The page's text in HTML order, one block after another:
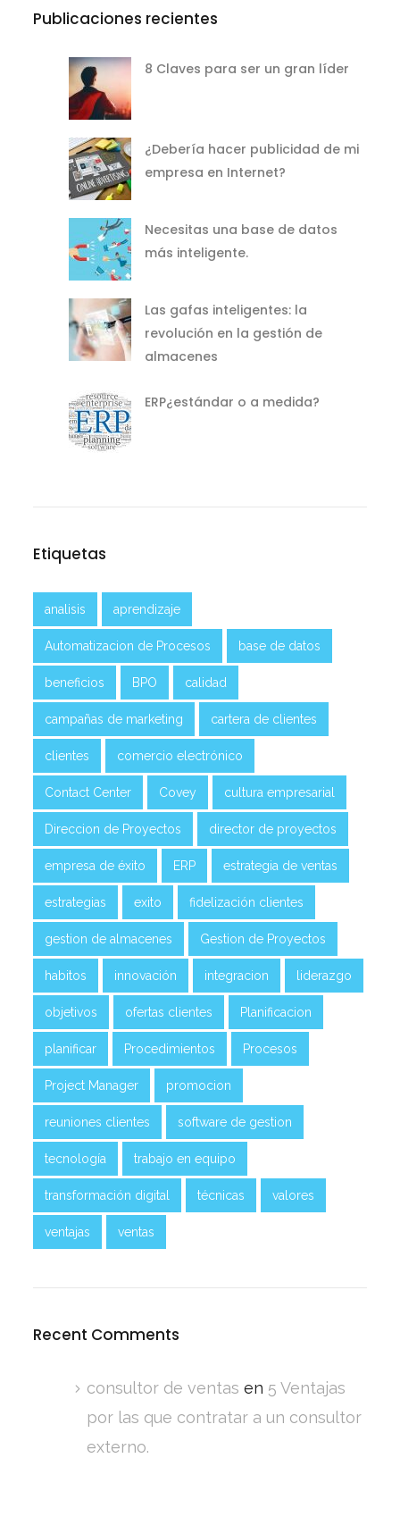
Publicaciones recientes
8 Claves para ser un gran líder
¿Debería hacer publicidad de mi
empresa en Internet?
Necesitas una base de datos
más inteligente.
Las gafas inteligentes: la
revolución en la gestión de
almacenes
ERP¿estándar o a medida?
Etiquetas
analisis aprendizaje
Automatizacion de Procesos base de datos
beneficios BPO calidad
campañas de marketing cartera de clientes
clientes comercio electrónico
Contact Center Covey cultura empresarial
Direccion de Proyectos director de proyectos
empresa de éxito ERP estrategia de ventas
estrategias exito fidelización clientes
gestion de almacenes Gestion de Proyectos
habitos innovación integracion liderazgo
objetivos ofertas clientes Planificacion
planificar Procedimientos Procesos
Project Manager promocion
reuniones clientes software de gestion
tecnología trabajo en equipo
transformación digital técnicas valores
ventajas ventas
Recent Comments
consultor de ventas en 5 Ventajas
por las que contratar a un consultor
externo.